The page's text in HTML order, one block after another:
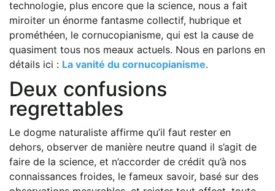
technologie, plus encore que la science, nous a fait
miroiter un énorme fantasme collectif, hubrique et
prométhéen, le cornucopianisme, qui est la cause de
quasiment tous nos meaux actuels. Nous en parlons en
détails ici : La vanité du cornucopianisme.
Deux confusions
regrettables
Le dogme naturaliste affirme qu’il faut rester en
dehors, observer de manière neutre quand il s’agit de
faire de la science, et n’accorder de crédit qu’à nos
connaissances froides, le fameux savoir, basé sur des